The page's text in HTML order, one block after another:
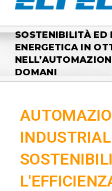
SOSTENIBILITÀ ED
ENERGETICA IN
DOMANI